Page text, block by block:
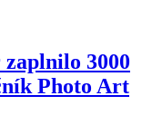
3000
Photo Art